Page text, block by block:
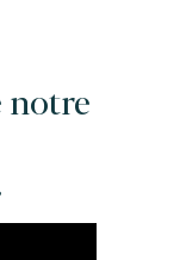
notre